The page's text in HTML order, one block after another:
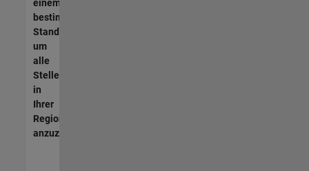
einem
bestimmten
Standort,
um
alle
Stellenangebote
in
Ihrer
Region
anzuzeigen.